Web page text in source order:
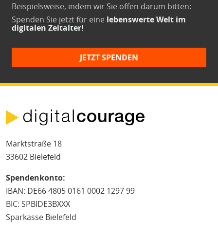
Beispielsweise, indem wir Sie offen darum bitten:
Spenden Sie jetztfür eine lebenswerte Welt im
digitalen Zeitalter!
JETZT SPENDEN
Marktstraße 18
33602 Bielefeld
Spendenkonto:
IBAN: DE66 4805 0161 0002 1297 99
BIC: SPBIDE3BXXX
Sparkasse Bielefeld